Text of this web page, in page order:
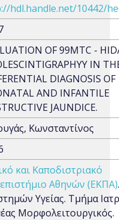
hdl.handle.net/10442/
OF 99MTC -
IN
DIAGNOSIS OF
AND INFANTILE
JAUNDICE.
Κωνσταντίνος
και Καποδιστριακό
Αθηνών (ΕΚΠΑ)
Υγείας. Τμήμα
Μορφολειτουργικός.